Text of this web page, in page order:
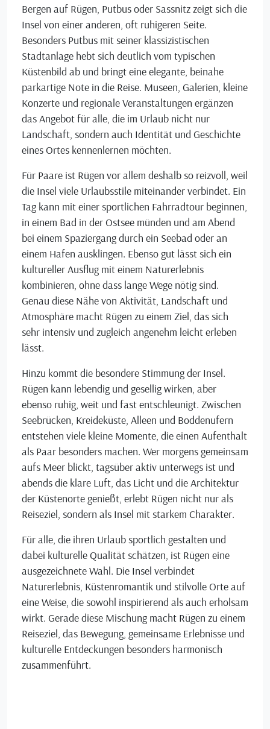
Bergen auf Rügen, Putbus oder Sassnitz zeigt sich die
Insel von einer anderen, oft ruhigeren Seite.
Besonders Putbus mit seiner klassizistischen
Stadtanlage hebt sich deutlich vom typischen
Küstenbild ab und bringt eine elegante, beinahe
parkartige Note in die Reise. Museen, Galerien, kleine
Konzerte und regionale Veranstaltungen ergänzen
das Angebot für alle, die im Urlaub nicht nur
Landschaft, sondern auch Identität und Geschichte
eines Ortes kennenlernen möchten.
Für Paare ist Rügen vor allem deshalb so reizvoll, weil
die Insel viele Urlaubsstile miteinander verbindet. Ein
Tag kann mit einer sportlichen Fahrradtour beginnen,
in einem Bad in der Ostsee münden und am Abend
bei einem Spaziergang durch ein Seebad oder an
einem Hafen ausklingen. Ebenso gut lässt sich ein
kultureller Ausflug mit einem Naturerlebnis
kombinieren, ohne dass lange Wege nötig sind.
Genau diese Nähe von Aktivität, Landschaft und
Atmosphäre macht Rügen zu einem Ziel, das sich
sehr intensiv und zugleich angenehm leicht erleben
lässt.
Hinzu kommt die besondere Stimmung der Insel.
Rügen kann lebendig und gesellig wirken, aber
ebenso ruhig, weit und fast entschleunigt. Zwischen
Seebrücken, Kreideküste, Alleen und Boddenufern
entstehen viele kleine Momente, die einen Aufenthalt
als Paar besonders machen. Wer morgens gemeinsam
aufs Meer blickt, tagsüber aktiv unterwegs ist und
abends die klare Luft, das Licht und die Architektur
der Küstenorte genießt, erlebt Rügen nicht nur als
Reiseziel, sondern als Insel mit starkem Charakter.
Für alle, die ihren Urlaub sportlich gestalten und
dabei kulturelle Qualität schätzen, ist Rügen eine
ausgezeichnete Wahl. Die Insel verbindet
Naturerlebnis, Küstenromantik und stilvolle Orte auf
eine Weise, die sowohl inspirierend als auch erholsam
wirkt. Gerade diese Mischung macht Rügen zu einem
Reiseziel, das Bewegung, gemeinsame Erlebnisse und
kulturelle Entdeckungen besonders harmonisch
zusammenführt.